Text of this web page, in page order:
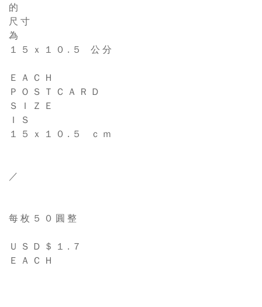
的
尺 寸
為
１ ５ ｘ １ ０ . ５ 公 分
Ｅ Ａ Ｃ Ｈ
Ｐ Ｏ Ｓ Ｔ Ｃ Ａ Ｒ Ｄ
Ｓ Ｉ Ｚ Ｅ
Ｉ Ｓ
１ ５ ｘ １ ０ . ５ ｃ ｍ
／
每 枚 ５ ０ 圓 整
Ｕ Ｓ Ｄ ＄ １ . ７
Ｅ Ａ Ｃ Ｈ